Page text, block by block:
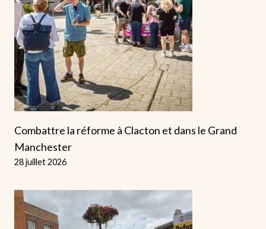
Combattre la réforme à Clacton et dans le Grand
Manchester
28 juillet 2026